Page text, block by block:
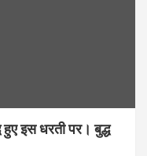
हुए इस धरती पर। बुद्ध